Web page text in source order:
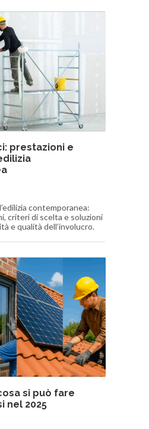
prestazioni e
contemporanea:
criteri di scelta e soluzioni
e qualità dell’involucro.
si può fare
nel 2025